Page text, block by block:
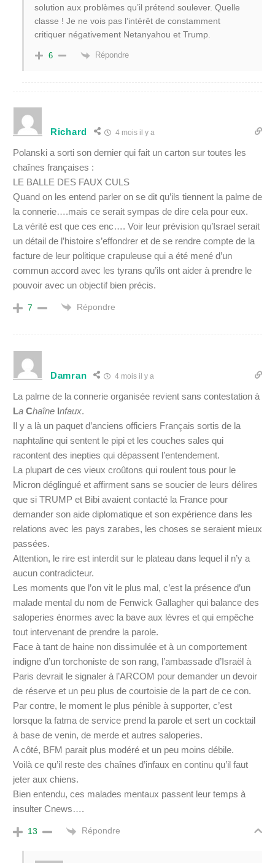
solution aux problèmes qu’il prétend soulever. Quelle
classe ! Je ne vois pas l’intérêt de constamment
critiquer négativement Netanyahou et Trump.
6 Répondre
Richard 4 mois il y a
Polanski a sorti son dernier qui fait un carton sur toutes les
chaînes françaises :
LE BALLE DES FAUX CULS
Quand on les entend parler on se dit qu’ils tiennent la palme de
la connerie….mais ce serait sympas de dire cela pour eux.
La vérité est que ces enc…. Voir leur prévision qu’Israel serait
un détail de l’histoire s’effondrer et de se rendre compte de la
facture de leur politique crapuleuse qui a été mené d’un
commun accord avec les tyrans qu’ils ont aider à prendre le
pouvoir avec un objectif bien précis.
7 Répondre
Damran 4 mois il y a
La palme de la connerie organisée revient sans contestation à
La Chaîne Infaux.
Il y a là un paquet d’anciens officiers Français sortis de la
naphtaline qui sentent le pipi et les couches sales qui
racontent des inepties qui dépassent l’entendement.
La plupart de ces vieux croûtons qui roulent tous pour le
Micron déglingué et affirment sans se soucier de leurs délires
que si TRUMP et Bibi avaient contacté la France pour
demander son aide diplomatique et son expérience dans les
relations avec les pays zarabes, les choses se seraient mieux
passées.
Attention, le rire est interdit sur le plateau dans lequel il n’y a
aucun contradicteur.
Les moments que l’on vit le plus mal, c’est la présence d’un
malade mental du nom de Fenwick Gallagher qui balance des
saloperies énormes avec la bave aux lèvres et qui empêche
tout intervenant de prendre la parole.
Face à tant de haine non dissimulée et à un comportement
indigne d’un torchoniste de son rang, l’ambassade d’Israël à
Paris devrait le signaler à l’ARCOM pour demander un devoir
de réserve et un peu plus de courtoisie de la part de ce con.
Par contre, le moment le plus pénible à supporter, c’est
lorsque la fatma de service prend la parole et sert un cocktail
à base de venin, de merde et autres saloperies.
A côté, BFM parait plus modéré et un peu moins débile.
Voilà ce qu’il reste des chaînes d’infaux en continu qu’il faut
jeter aux chiens.
Bien entendu, ces malades mentaux passent leur temps à
insulter Cnews….
13 Répondre